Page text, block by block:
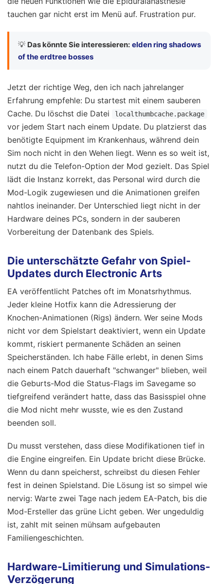
tauchen gar nicht erst im Menü auf. Frustration pur.
💡 Das könnte Sie interessieren: elden ring shadows
of the erdtree bosses
Jetzt der richtige Weg, den ich nach jahrelanger
Erfahrung empfehle: Du startest mit einem sauberen
Cache. Du löschst die Datei
localthumbcache.package
vor jedem Start nach einem Update. Du platzierst das
benötigte Equipment im Krankenhaus, während dein
Sim noch nicht in den Wehen liegt. Wenn es so weit ist,
nutzt du die Telefon-Option der Mod gezielt. Das Spiel
lädt die Instanz korrekt, das Personal wird durch die
Mod-Logik zugewiesen und die Animationen greifen
nahtlos ineinander. Der Unterschied liegt nicht in der
Hardware deines PCs, sondern in der sauberen
Vorbereitung der Datenbank des Spiels.
Die unterschätzte Gefahr von Spiel-
Updates durch Electronic Arts
EA veröffentlicht Patches oft im Monatsrhythmus.
Jeder kleine Hotfix kann die Adressierung der
Knochen-Animationen (Rigs) ändern. Wer seine Mods
nicht vor dem Spielstart deaktiviert, wenn ein Update
kommt, riskiert permanente Schäden an seinen
Speicherständen. Ich habe Fälle erlebt, in denen Sims
nach einem Patch dauerhaft "schwanger" blieben, weil
die Geburts-Mod die Status-Flags im Savegame so
tiefgreifend verändert hatte, dass das Basisspiel ohne
die Mod nicht mehr wusste, wie es den Zustand
beenden soll.
Du musst verstehen, dass diese Modifikationen tief in
die Engine eingreifen. Ein Update bricht diese Brücke.
Wenn du dann speicherst, schreibst du diesen Fehler
fest in deinen Spielstand. Die Lösung ist so simpel wie
nervig: Warte zwei Tage nach jedem EA-Patch, bis die
Mod-Ersteller das grüne Licht geben. Wer ungeduldig
ist, zahlt mit seinen mühsam aufgebauten
Familiengeschichten.
Hardware-Limitierung und Simulations-
Verzögerung